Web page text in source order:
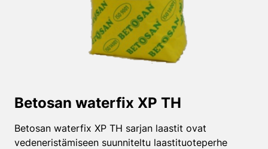
Betosan waterfix XP TH
Betosan waterfix XP TH sarjan laastit ovat
vedeneristämiseen suunniteltu laastituoteperhe